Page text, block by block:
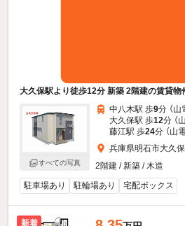
大久保駅より徒歩12分 新築 2階建の賃貸物
すべての写真
中八木駅 歩9分 （山
大久保駅 歩12分 （
藤江駅 歩24分 （山
兵庫県明石市大久
2階建 / 新築 / 木造
駐車場あり
駐輪場あり 宅配ボックス
新着